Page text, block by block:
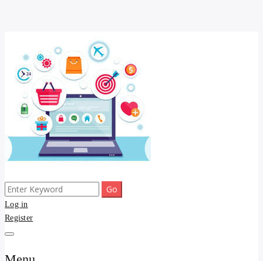
content
รับจ้างโพสต์ บ้าน ที่ดิน
อสังหา kyedee.com โพส
ขายดี ขายฟรี รับโพสขาย
ขายดี โพสประกาศขายสินค้าฟรี บ้าน ที่ดิน อสังหา รับโพสต์ประกาศขาย
ของ รับรองผล ดีที่สุดถูกที่สุด ติดหน้าแรกกูเกืล
Search
for:
Log in
Register